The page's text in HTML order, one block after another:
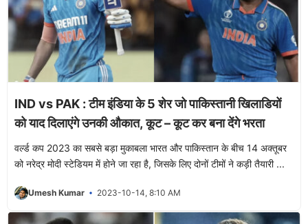
​IND vs PAK : टीम इंडिया के 5 शेर जो पाकिस्तानी खिलाडियों
को याद दिलाएंगे उनकी औकात, कूट – कूट कर बना देंगे भरता
वर्ल्ड कप 2023 का सबसे बड़ा मुकाबला भारत और पाकिस्तान के बीच 14 अक्तूबर
को नरेद्र मोदी स्टेडियम में होने जा रहा है, जिसके लिए दोनों टीमों ने कड़ी तैयारी ...
Umesh Kumar 2023-10-14, 8:10 AM